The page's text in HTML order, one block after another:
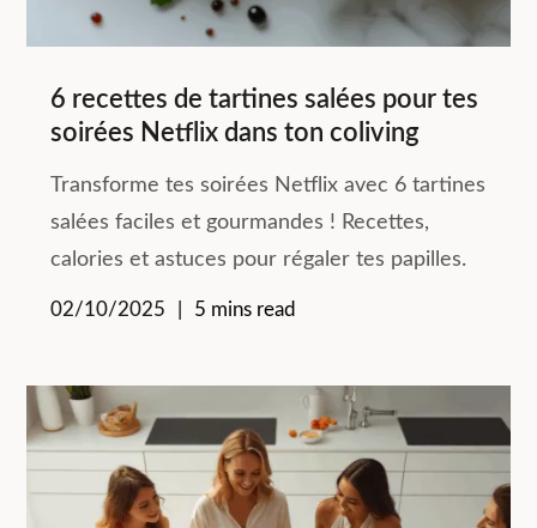
6 recettes de tartines salées pour tes
soirées Netflix dans ton coliving
Transforme tes soirées Netflix avec 6 tartines
salées faciles et gourmandes ! Recettes,
calories et astuces pour régaler tes papilles.
02/10/2025 5 mins read